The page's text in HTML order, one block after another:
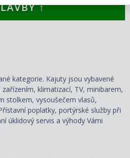
↑
kategorie. Kajuty jsou vybavené
klimatizací, TV, minibarem,
stolkem, vysoušečem vlasů,
řístavní poplatky, portýrské služby při
úklidový servis a výhody Vámi